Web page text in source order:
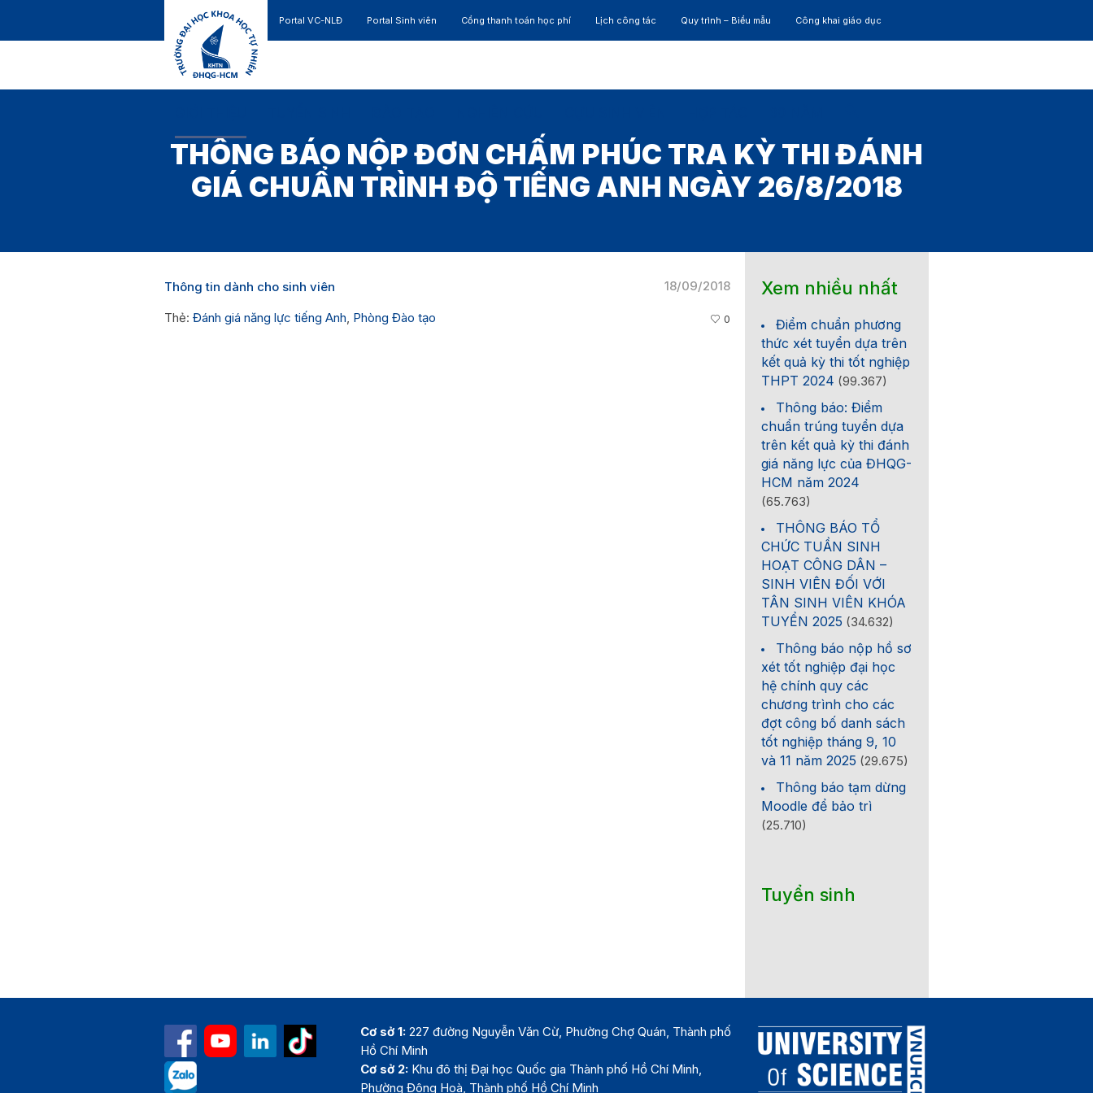
Portal VC-NLĐ Portal Sinh viên Cổng thanh toán học phí Lịch công tác Quy trình – Biểu mẫu Công khai giáo dục
THÔNG BÁO NỘP ĐƠN CHẤM PHÚC TRA KỲ THI ĐÁNH
GIÁ CHUẨN TRÌNH ĐỘ TIẾNG ANH NGÀY 26/8/2018
18/09/2018
Thông tin dành cho sinh viên
Thẻ: Đánh giá năng lực tiếng Anh, Phòng Đào tạo 0
Xem nhiều nhất
Điểm chuẩn phương
thức xét tuyển dựa trên
kết quả kỳ thi tốt nghiệp
THPT 2024 (99.367)
Thông báo: Điểm
chuẩn trúng tuyển dựa
trên kết quả kỳ thi đánh
giá năng lực của ĐHQG-
HCM năm 2024
(65.763)
THÔNG BÁO TỔ
CHỨC TUẦN SINH
HOẠT CÔNG DÂN –
SINH VIÊN ĐỐI VỚI
TÂN SINH VIÊN KHÓA
TUYỂN 2025 (34.632)
Thông báo nộp hồ sơ
xét tốt nghiệp đại học
hệ chính quy các
chương trình cho các
đợt công bố danh sách
tốt nghiệp tháng 9, 10
và 11 năm 2025 (29.675)
Thông báo tạm dừng
Moodle để bảo trì
(25.710)
Tuyển sinh
Cơ sở 1: 227 đường Nguyễn Văn Cừ, Phường Chợ Quán, Thành phố
Hồ Chí Minh
Cơ sở 2: Khu đô thị Đại học Quốc gia Thành phố Hồ Chí Minh,
Phường Đông Hoà, Thành phố Hồ Chí Minh